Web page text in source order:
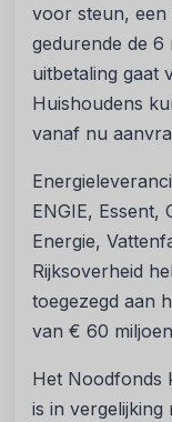
voor steun, een
gedurende de 6
uitbetaling gaat
Huishoudens
vanaf nu
ENGIE, Essent,
Energie,
Rijksoverheid
toegezegd aan
van € 60
Het Noodfonds
is in vergelijking